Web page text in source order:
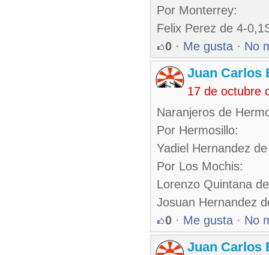
Por Monterrey:
Felix Perez de 4-
0 · Me gusta · No
Juan Carlos
17 de octubre
Naranjeros de
Por Hermosillo:
Yadiel Hernandez
Por Los Mochis:
Lorenzo Quintana
Josuan Hernandez
0 · Me gusta · No
Juan Carlos